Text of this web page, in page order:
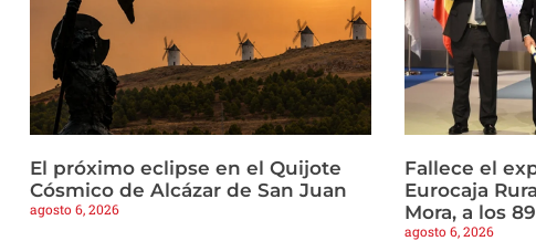
El próximo eclipse en el Quijote
Cósmico de Alcázar de San Juan
agosto 6, 2026
Fallece el
Eurocaja
Mora, a los
agosto 6, 2026